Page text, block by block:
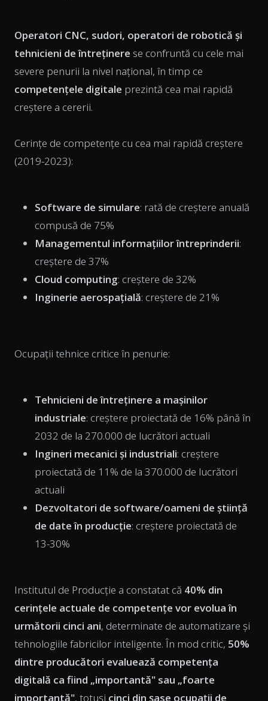
Operatori CNC, sudori, operatori de robotică și
tehnicieni de întreținere se confruntă cu cele mai
severe penurii la nivel național, în timp ce
competențele digitale prezintă cea mai rapidă
creștere a cererii.
Cerințe de competențe cu cea mai rapidă creștere
(2019-2023):
Software de simulare: rată de creștere anuală
compusă de 75%
Managementul informațiilor întreprinderii:
creștere de 37%
Cloud computing: creștere de 32%
Inginerie aerospațială: creștere de 21%
Ocupații tehnice critice în penurie:
Tehnicieni de întreținere a mașinilor
industriale: creștere proiectată de 16% până în
2032 de la 270.000 de lucrători actuali
Ingineri mecanici și industriali: creștere
proiectată de 11% de la 370.000 de lucrători
actuali
Dezvoltatori de software/oameni de știință
de date în producție: creștere proiectată de
13-30%
Institutul de Producție a constatat că 40% din
cerințele actuale de competențe vor evolua în
următorii cinci ani, determinate de automatizare și
tehnologiile fabricilor inteligente. În mod critic, 50%
dintre producători evaluează competența
digitală ca fiind „importantă" sau „foarte
importantă", totuși cinci din șase ocupații de